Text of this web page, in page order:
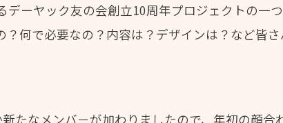
ーヤック友の会創立10周年プロジェクトの一
何で必要なの？内容は？デザインは？など皆
たなメンバ－が加わりましたので、年初の顔合